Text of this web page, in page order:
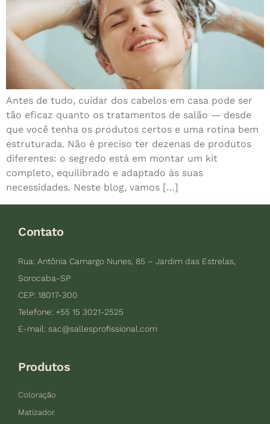
Antes de tudo, cuidar dos cabelos em casa pode ser
tão eficaz quanto os tratamentos de salão — desde
que você tenha os produtos certos e uma rotina bem
estruturada. Não é preciso ter dezenas de produtos
diferentes: o segredo está em montar um kit
completo, equilibrado e adaptado às suas
necessidades. Neste blog, vamos […]
Contato
Rua: Antônia Camargo Nunes, 85 – Jardim das Estrelas,
Sorocaba-SP
CEP: 18017-300
Telefone: +55 15 3021-2525
E-mail: sac@sallesprofissional.com
Produtos
Coloração
Matizador